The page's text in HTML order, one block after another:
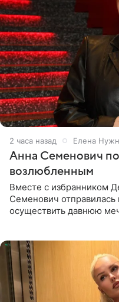
2 часа назад Елена
Анна Семенович
возлюбленным
Вместе с избранником
Семенович
осуществить давнюю